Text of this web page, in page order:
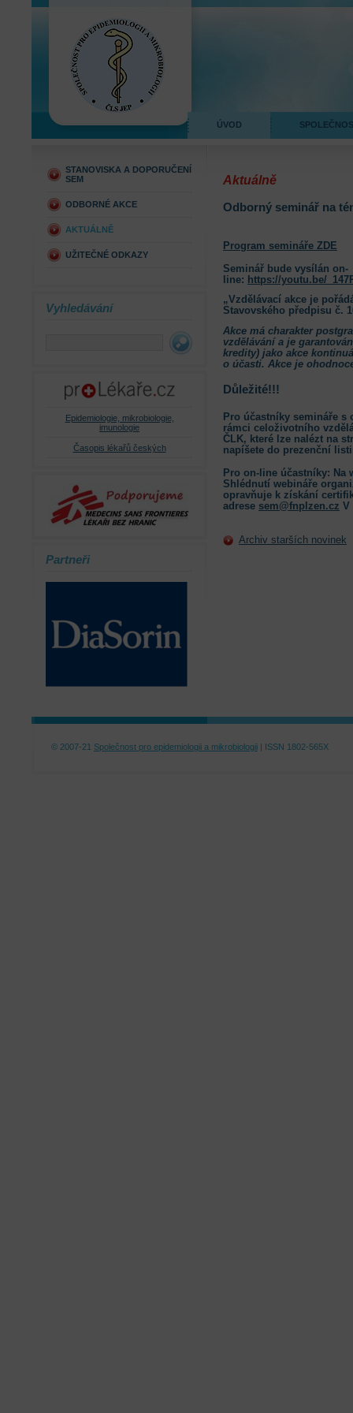
ÚVOD
STANOVISKA A DOPORUČENÍ
SEM
ODBORNÉ AKCE
AKTUÁLNĚ
UŽITEČNÉ ODKAZY
Vyhledávání
Epidemiologie, mikrobiologie,
imunologie
Časopis lékařů českých
Partneři
Aktuálně
Odborný seminář na
Program semináře ZDE
Seminář bude vysílán on-
line: https://youtu.be/
„Vzdělávací akce je
Stavovského předpisu č.
Akce má charakter
vzdělávání a je
kredity) jako akce
o účasti. Akce je
Důležité!!!
Pro účastníky semináře s
rámci celoživotního
ČLK, které lze nalézt na
napíšete do prezenční
Pro on-line účastníky: Na
Shlédnutí webináře
opravňuje k získání
adrese sem@fnplzen.cz V
Archiv starších novinek
© 2007-21 Společnost pro epidemiologii a mikrobiologii | ISSN 1802-565X